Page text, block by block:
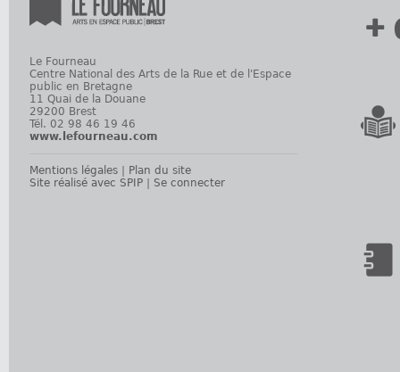
Le Fourneau
Centre National des Arts de la Rue et de l'Espace
public en Bretagne
11 Quai de la Douane
29200 Brest
Tél. 02 98 46 19 46
www.lefourneau.com
Mentions légales
Plan du site
Site réalisé avec SPIP
Se connecter
+